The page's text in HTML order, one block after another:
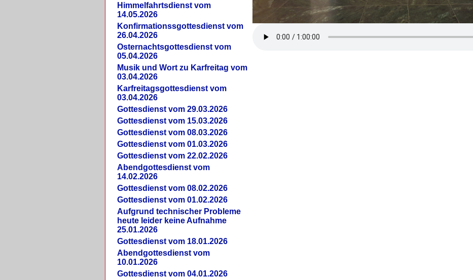
Himmelfahrtsdienst vom
14.05.2026
Konfirmationssgottesdienst vom
26.04.2026
Osternachtsgottesdienst vom
05.04.2026
Musik und Wort zu Karfreitag vom
03.04.2026
Karfreitagsgottesdienst vom
03.04.2026
Gottesdienst vom 29.03.2026
Gottesdienst vom 15.03.2026
Gottesdienst vom 08.03.2026
Gottesdienst vom 01.03.2026
Gottesdienst vom 22.02.2026
Abendgottesdienst vom
14.02.2026
Gottesdienst vom 08.02.2026
Gottesdienst vom 01.02.2026
Aufgrund technischer Probleme
heute leider keine Aufnahme
25.01.2026
Gottesdienst vom 18.01.2026
Abendgottesdienst vom
10.01.2026
Gottesdienst vom 04.01.2026